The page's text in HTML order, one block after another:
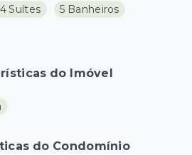
Suítes
5 Banheiros
do Imóvel
do Condomínio